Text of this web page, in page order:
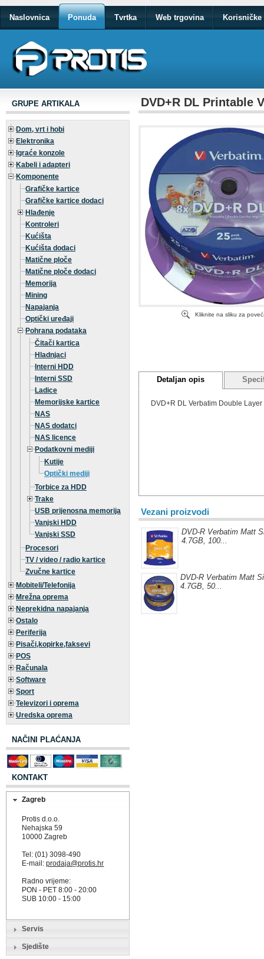
Naslovnica Ponuda Tvrtka Web trgovina Korisničke
GRUPE ARTIKALA
Dom, vrt i hobi
Elektronika
Igraće konzole
Kabeli i adapteri
Komponente
Grafičke kartice
Grafičke kartice dodaci
Hlađenje
Kontroleri
Kućišta
Kućišta dodaci
Matične ploče
Matične ploče dodaci
Memorija
Mining
Napajanja
Optički uređaji
Pohrana podataka
Čitači kartica
Hladnjaci
Interni HDD
Interni SSD
Ladice
Memorijske kartice
NAS
NAS dodatci
NAS licence
Podatkovni mediji
Kutije
Optički mediji
Torbice za HDD
Trake
USB prijenosna memorija
Vanjski HDD
Vanjski SSD
Procesori
TV / video / radio kartice
Zvučne kartice
Mobiteli/Telefonija
Mrežna oprema
Neprekidna napajanja
Ostalo
Periferija
Pisači,kopirke,faksevi
POS
Računala
Software
Sport
Televizori i oprema
Uredska oprema
NAČINI PLAĆANJA
KONTAKT
Zagreb
Protis d.o.o.
Nehajska 59
10000 Zagreb
Tel: (01) 3098-490
E-mail:prodaja@protis.hr
Radno vrijeme:
PON - PET 8:00 - 20:00
SUB 10:00 - 15:00
Servis
Sjedište
DVD+R DL Printable
Kliknite na sliku za
Detaljan opis
DVD+R DL Verbatim Double
Vezani proizvodi
DVD-R Verbatim Matt
4.7GB, 100...
DVD-R Verbatim Matt
4.7GB, 50...